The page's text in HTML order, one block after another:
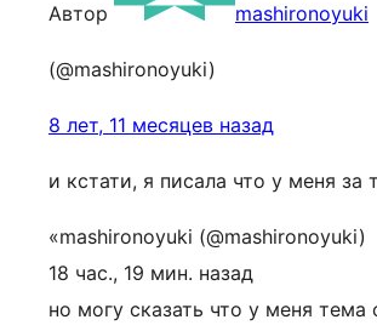
Автор mashironoyuki
(@mashironoyuki)
8 лет, 11 месяцев назад
и кстати, я писала что у меня за
«mashironoyuki (@mashironoyuki)
18 час., 19 мин. назад
но могу сказать что у меня тема